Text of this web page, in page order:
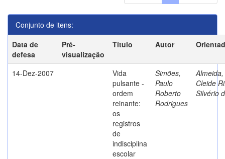
Conjunto de itens:
Data de
defesa
Pré-
visualização
Título Autor
14-Dez-2007
Vida
pulsante -
ordem
reinante:
os
registros
de
indisciplina
escolar
Simões,
Paulo
Roberto
Rodrigues
Almeida,
Cleide
Silvério